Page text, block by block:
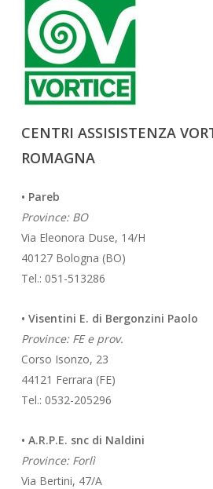
CENTRI ASSISISTENZA
ROMAGNA
• Pareb
Province: BO
Via Eleonora Duse, 14/H
40127 Bologna (BO)
Tel.: 051-513286
• Visentini E. di Bergonzini Paolo
Province: FE e prov.
Corso Isonzo, 23
44121 Ferrara (FE)
Tel.: 0532-205296
• A.R.P.E. snc di Naldini
Province: Forlì
Via Bertini, 47/A